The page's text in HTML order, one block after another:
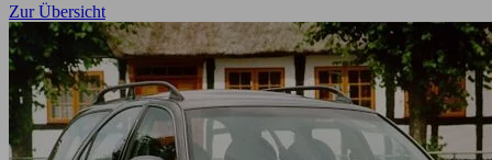
Zur Übersicht